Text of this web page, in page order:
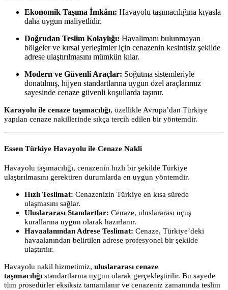
Ekonomik Taşıma İmkânı: Havayolu taşımacılığına kıyasla
daha uygun maliyetlidir.
Doğrudan Teslim Kolaylığı: Havalimanı bulunmayan
bölgeler ve kırsal yerleşimler için cenazenin kesintisiz şekilde
adrese ulaştırılmasını mümkün kılar.
Modern ve Güvenli Araçlar: Soğutma sistemleriyle
donatılmış, hijyen standartlarına uygun özel araçlarımız
sayesinde cenaze güvenli koşullarda taşınır.
Karayolu ile cenaze taşımacılığı, özellikle Avrupa’dan Türkiye
yapılan cenaze nakillerinde sıkça tercih edilen bir yöntemdir.
Essen Türkiye Havayolu ile Cenaze Nakli
Havayolu taşımacılığı, cenazenin hızlı bir şekilde Türkiye
ulaştırılmasını gerektiren durumlarda en uygun yöntemdir.
Hızlı Teslimat: Cenazenizin Türkiye en kısa sürede
ulaşmasını sağlar.
Uluslararası Standartlar: Cenaze, uluslararası uçuş
kurallarına uygun olarak hazırlanır.
Havaalanından Adrese Teslimat: Cenaze, Türkiye’deki
havaalanından belirtilen adrese profesyonel bir şekilde
ulaştırılır.
Havayolu nakil hizmetimiz, uluslararası cenaze
taşımacılığı standartlarına uygun olarak gerçekleştirilir. Bu sayede
tüm prosedürler eksiksiz tamamlanır ve cenazeniz zamanında teslim